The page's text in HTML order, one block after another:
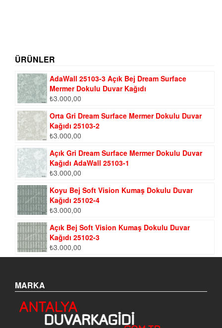
ÜRÜNLER
AdaWall 25103-3 Açık Bej Dream Surface
Mermer Dokulu Duvar Kağıdı
₺3.000,00
Orta Gri Dream Surface Mermer Dokulu Duvar
Kağıdı 25103-2
₺3.000,00
Açık Gri Dream Surface Mermer Dokulu Duvar
Kağıdı AdaWall 25103-1
₺3.000,00
Koyu Bej Soft Vision Kumaş Dokulu Duvar
Kağıdı 25102-4
₺3.000,00
Açık Bej Soft Vision Kumaş Dokulu Duvar
Kağıdı 25102-3
₺3.000,00
MARKA